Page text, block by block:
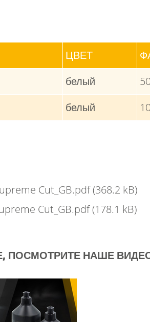
ЦВЕТ
белый
белый
Cut_GB.pdf(368.2 kB)
Cut_GB.pdf(178.1 kB)
НАШЕ ВИДЕО